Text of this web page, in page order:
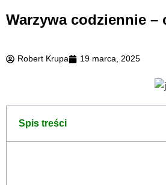
Warzywa codziennie –
Robert Krupa 19 marca, 2025
Spis treści